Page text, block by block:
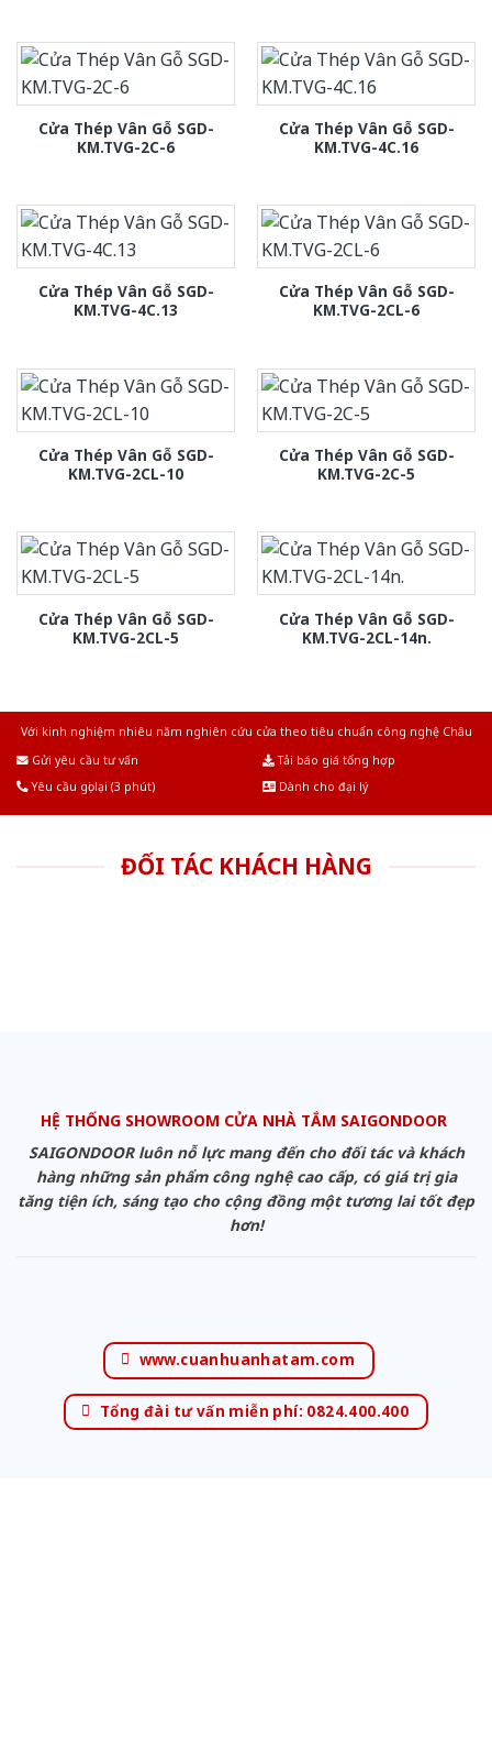
Cửa Thép Vân Gỗ SGD-
KM.TVG-2C-6
Cửa Thép Vân Gỗ SGD-
KM.TVG-4C.16
Cửa Thép Vân Gỗ SGD-
KM.TVG-4C.13
Cửa Thép Vân Gỗ SGD-
KM.TVG-2CL-6
Cửa Thép Vân Gỗ SGD-
KM.TVG-2CL-10
Cửa Thép Vân Gỗ SGD-
KM.TVG-2C-5
Cửa Thép Vân Gỗ SGD-
KM.TVG-2CL-5
Cửa Thép Vân Gỗ SGD-
KM.TVG-2CL-14n.
Với kinh nghiệm nhiêu năm nghiên cứu cửa theo tiêu chuẩn công nghệ Châu
Gửi yêu cầu tư vấn
Tải báo giá tổng hợp
Yêu cầu gọi lại (3 phút)
Dành cho đại lý
ĐỐI TÁC KHÁCH HÀNG
HỆ THỐNG SHOWROOM CỬA NHÀ TẮM SAIGONDOOR
SAIGONDOOR luôn nỗ lực mang đến cho đối tác và khách
hàng những sản phẩm công nghệ cao cấp, có giá trị gia
tăng tiện ích, sáng tạo cho cộng đồng một tương lai tốt đẹp
hơn!
www.cuanhuanhatam.com
Tổng đài tư vấn miễn phí: 0824.400.400